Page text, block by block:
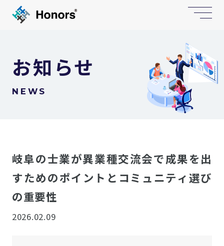
お知らせ
NEWS
岐阜の士業が異業種交流会で成果を出
すためのポイントとコミュニティ選び
の重要性
2026.02.09